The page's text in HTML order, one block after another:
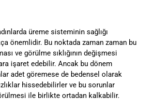
üreme sisteminin sağlığı
önemlidir. Bu noktada zaman zaman bu
ve görülme sıklığının değişmesi
işaret edebilir. Ancak bu dönem
adet göremese de bedensel olarak
hissedebilirler ve bu sorunlar
ile birlikte ortadan kalkabilir.